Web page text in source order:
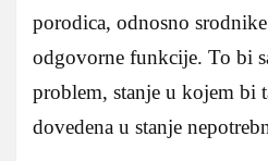
porodica, odnosno
odgovorne funkcije. To bi
problem, stanje u kojem bi
dovedena u stanje